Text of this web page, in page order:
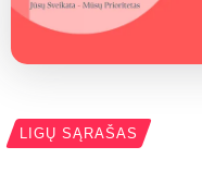
LIGŲ SĄRAŠAS